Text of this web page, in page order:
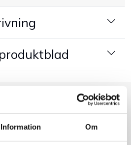
Information Om